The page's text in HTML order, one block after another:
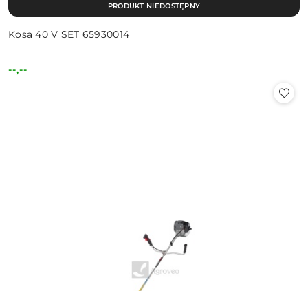
Kosa 40 V SET 65930014
Cena:
--,--
PRODUKT NIEDOSTĘPNY